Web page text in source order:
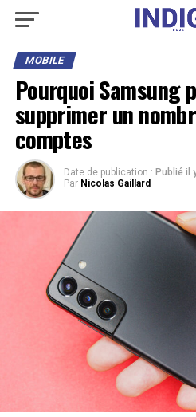
MOBILE
Pourquoi
supprimer un
comptes
Date de publication : Publié il
Par Nicolas Gaillard